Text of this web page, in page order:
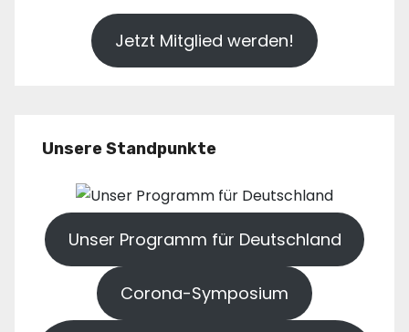
Jetzt Mitglied werden!
Unsere Standpunkte
Unser Programm für Deutschland
Corona-Symposium